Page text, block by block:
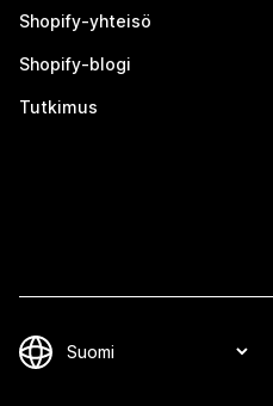
Shopify-yhteisö
Shopify-blogi
Tutkimus